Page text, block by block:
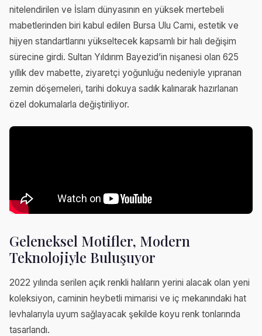
nitelendirilen ve İslam dünyasının en yüksek mertebeli
mabetlerinden biri kabul edilen Bursa Ulu Cami, estetik ve
hijyen standartlarını yükseltecek kapsamlı bir halı değişim
sürecine girdi. Sultan Yıldırım Bayezid’in nişanesi olan 625
yıllık dev mabette, ziyaretçi yoğunluğu nedeniyle yıpranan
zemin döşemeleri, tarihi dokuya sadık kalınarak hazırlanan
özel dokumalarla değiştiriliyor.
Geleneksel Motifler, Modern
Teknolojiyle Buluşuyor
2022 yılında serilen açık renkli halıların yerini alacak olan yeni
koleksiyon, caminin heybetli mimarisi ve iç mekanındaki hat
levhalarıyla uyum sağlayacak şekilde koyu renk tonlarında
tasarlandı.